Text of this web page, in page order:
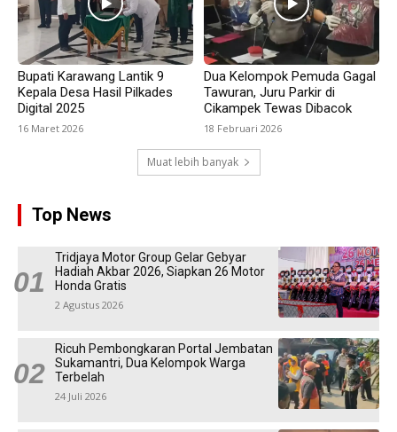
Bupati Karawang Lantik 9
Kepala Desa Hasil Pilkades
Digital 2025
16 Maret 2026
Dua Kelompok Pemuda Gagal
Tawuran, Juru Parkir di
Cikampek Tewas Dibacok
18 Februari 2026
Muat lebih banyak
Top News
Tridjaya Motor Group Gelar Gebyar
Hadiah Akbar 2026, Siapkan 26 Motor
Honda Gratis
2 Agustus 2026
Ricuh Pembongkaran Portal Jembatan
Sukamantri, Dua Kelompok Warga
Terbelah
24 Juli 2026